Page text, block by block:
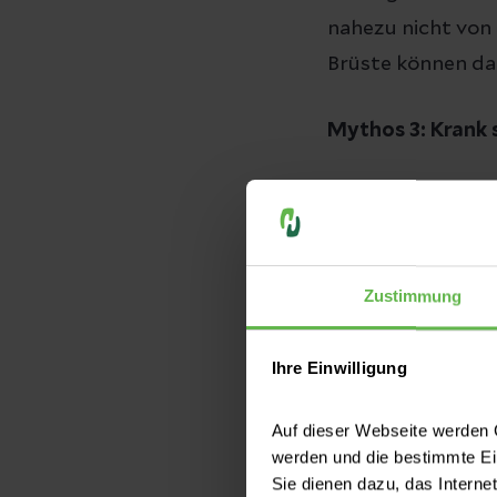
Zustimmung
Ihre Einwilligung
Auf dieser Webseite
werden und die bestimmte
Sie dienen dazu, das
nahezu nicht
Brüste können
Mythos 3:
Immunsystem
und gibt über
daran
Mythos 4: Keine
Auch das stimmt
Bedarf